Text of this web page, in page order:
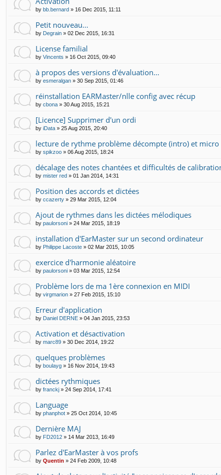
by bb.bernard » 16 Dec 2015, 11:11
Petit nouveau...
by Degrain » 02 Dec 2015, 16:31
License familial
by Vincents » 16 Oct 2015, 09:40
à propos des versions d'évaluation...
by esmeralgan » 30 Sep 2015, 01:46
réinstallation EARMaster/nlle config avec récup
by cbona » 30 Aug 2015, 15:21
[Licence] Supprimer d'un ordi
by iData » 25 Aug 2015, 20:40
lecture de rythme problème décompte (intro) et micro
by spikzoo » 06 Aug 2015, 18:24
décalage des notes chantées et difficultés de
by mister red » 01 Jan 2014, 14:31
Position des accords et dictées
by ccazerty » 29 Mar 2015, 12:04
Ajout de rythmes dans les dictées mélodiques
by paulorsoni » 24 Mar 2015, 18:19
installation d'EarMaster sur un second ordinateur
by Philippe Lacoste » 02 Mar 2015, 10:05
exercice d'harmonie aléatoire
by paulorsoni » 03 Mar 2015, 12:54
Problème lors de ma 1ère connexion en MIDI
by virgmarion » 27 Feb 2015, 15:10
Erreur d'application
by Daniel DERNE » 04 Jan 2015, 23:53
Activation et désactivation
by marc89 » 30 Dec 2014, 19:22
quelques problèmes
by boulayg » 16 Nov 2014, 19:43
dictées rythmiques
by franckj » 24 Sep 2014, 17:41
Language
by phanphot » 25 Oct 2014, 10:45
Dernière MAJ
by FD2012 » 14 Mar 2013, 16:49
Parlez d'EarMaster à vos profs
by Quentin » 24 Feb 2009, 10:48